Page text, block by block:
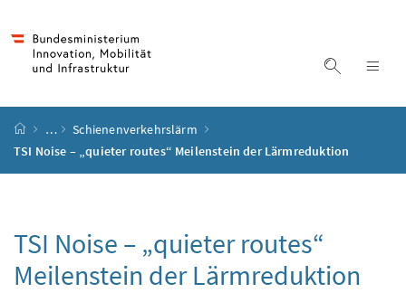
Suche
Startseite
…
Schienenverkehrslärm
TSI Noise – „quieter routes“ Meilenstein der Lärmreduktion
TSI Noise – „quieter routes“
Meilenstein der Lärmreduktion